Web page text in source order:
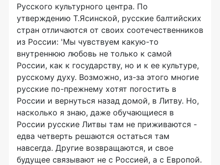
Русского культурного центра. По
утверждению Т.Ясинской, русские балтийских
стран отличаются от своих соотечественников
из России: 'Мы чувствуем какую-то
внутреннюю любовь не только к самой
России, как к государству, но и к ее культуре,
русскому духу. Возможно, из-за этого многие
русские по-прежнему хотят погостить в
России и вернуться назад домой, в Литву. Но,
насколько я знаю, даже обучающиеся в
России русские Литвы там не приживаются -
едва четверть решаются остаться там
навсегда. Другие возвращаются, и свое
будущее связывают не с Россией, а с Европой.